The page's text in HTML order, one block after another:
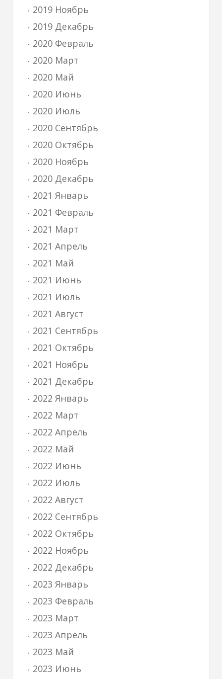
2019 Ноябрь
2019 Декабрь
2020 Февраль
2020 Март
2020 Май
2020 Июнь
2020 Июль
2020 Сентябрь
2020 Октябрь
2020 Ноябрь
2020 Декабрь
2021 Январь
2021 Февраль
2021 Март
2021 Апрель
2021 Май
2021 Июнь
2021 Июль
2021 Август
2021 Сентябрь
2021 Октябрь
2021 Ноябрь
2021 Декабрь
2022 Январь
2022 Март
2022 Апрель
2022 Май
2022 Июнь
2022 Июль
2022 Август
2022 Сентябрь
2022 Октябрь
2022 Ноябрь
2022 Декабрь
2023 Январь
2023 Февраль
2023 Март
2023 Апрель
2023 Май
2023 Июнь